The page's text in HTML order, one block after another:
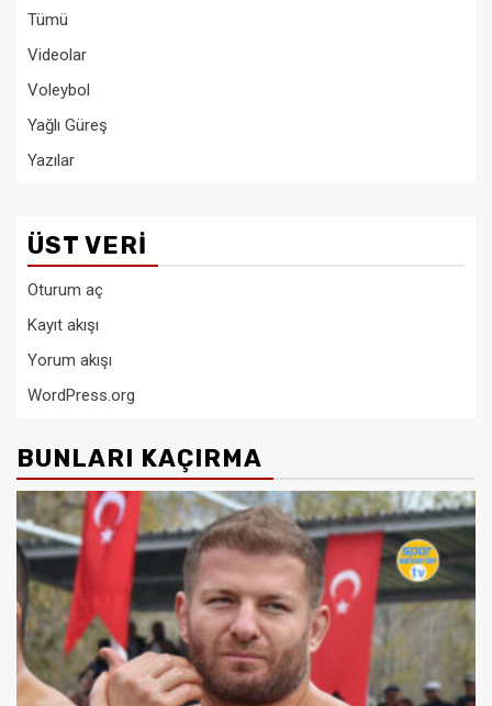
Tümü
Videolar
Voleybol
Yağlı Güreş
Yazılar
ÜST VERI
Oturum aç
Kayıt akışı
Yorum akışı
WordPress.org
BUNLARI KAÇIRMA